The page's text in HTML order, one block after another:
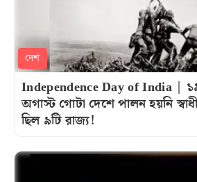
দেশ
Independence Day of India |
অগাস্ট গোটা দেশে পালন হয়নি
ছিল ৯টি রাজ্য!